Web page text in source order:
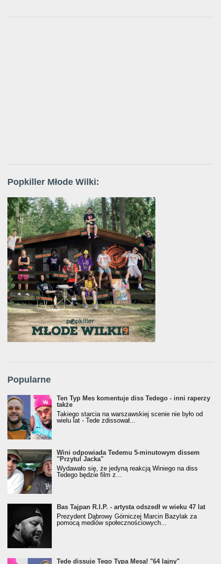
Popkiller Młode Wilki:
Popularne
Ten Typ Mes komentuje diss Tedego - inni raperzy
także
Takiego starcia na warszawskiej scenie nie było od
wielu lat - Tede zdissował...
Wini odpowiada Tedemu 5-minutowym dissem
"Przytul Jacka"
Wydawało się, że jedyną reakcją Winiego na diss
Tedego będzie film z...
Bas Tajpan R.I.P. - artysta odszedł w wieku 47 lat
Prezydent Dąbrowy Górniczej Marcin Bazylak za
pomocą mediów społecznościowych...
Tede dissuje Tego Typa Mesa! "64 lajny"